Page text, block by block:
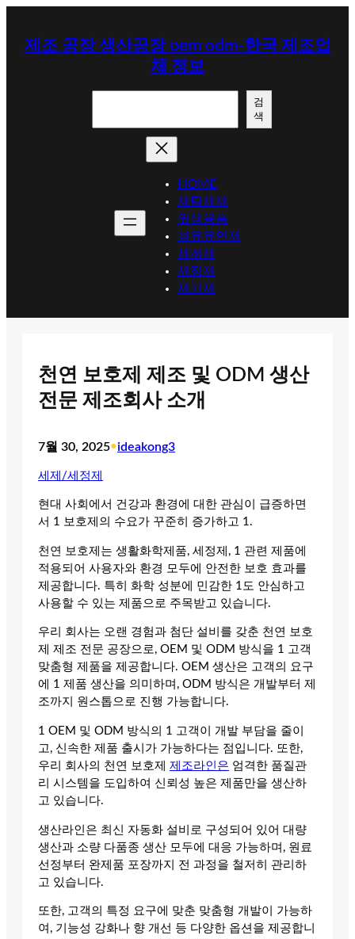
제조 공장 생산공장 oem odm-한국 제조업
체 정보
검
색
HOME
세탁세제
위생용품
섬유유연제
세척제
세정제
제거제
천연 보호제 제조 및 ODM 생산
전문 제조회사 소개
7월 30, 2025•ideakong3
세제/세정제
현대 사회에서 건강과 환경에 대한 관심이 급증하면
서 1 보호제의 수요가 꾸준히 증가하고 1.
천연 보호제는 생활화학제품, 세정제, 1 관련 제품에
적용되어 사용자와 환경 모두에 안전한 보호 효과를
제공합니다. 특히 화학 성분에 민감한 1도 안심하고
사용할 수 있는 제품으로 주목받고 있습니다.
우리 회사는 오랜 경험과 첨단 설비를 갖춘 천연 보호
제 제조 전문 공장으로, OEM 및 ODM 방식을 1 고객
맞춤형 제품을 제공합니다. OEM 생산은 고객의 요구
에 1 제품 생산을 의미하며, ODM 방식은 개발부터 제
조까지 원스톱으로 진행 가능합니다.
1 OEM 및 ODM 방식의 1 고객이 개발 부담을 줄이
고, 신속한 제품 출시가 가능하다는 점입니다. 또한,
우리 회사의 천연 보호제 제조라인은 엄격한 품질관
리 시스템을 도입하여 신뢰성 높은 제품만을 생산하
고 있습니다.
생산라인은 최신 자동화 설비로 구성되어 있어 대량
생산과 소량 다품종 생산 모두에 대응 가능하며, 원료
선정부터 완제품 포장까지 전 과정을 철저히 관리하
고 있습니다.
또한, 고객의 특정 요구에 맞춘 맞춤형 개발이 가능하
여, 기능성 강화나 향 개선 등 다양한 옵션을 제공합니